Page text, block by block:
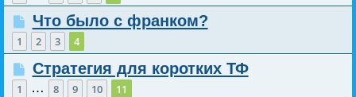
Что было с франком?
1 2 3 4
Стратегия для коротких ТФ
1 … 8 9 10 11